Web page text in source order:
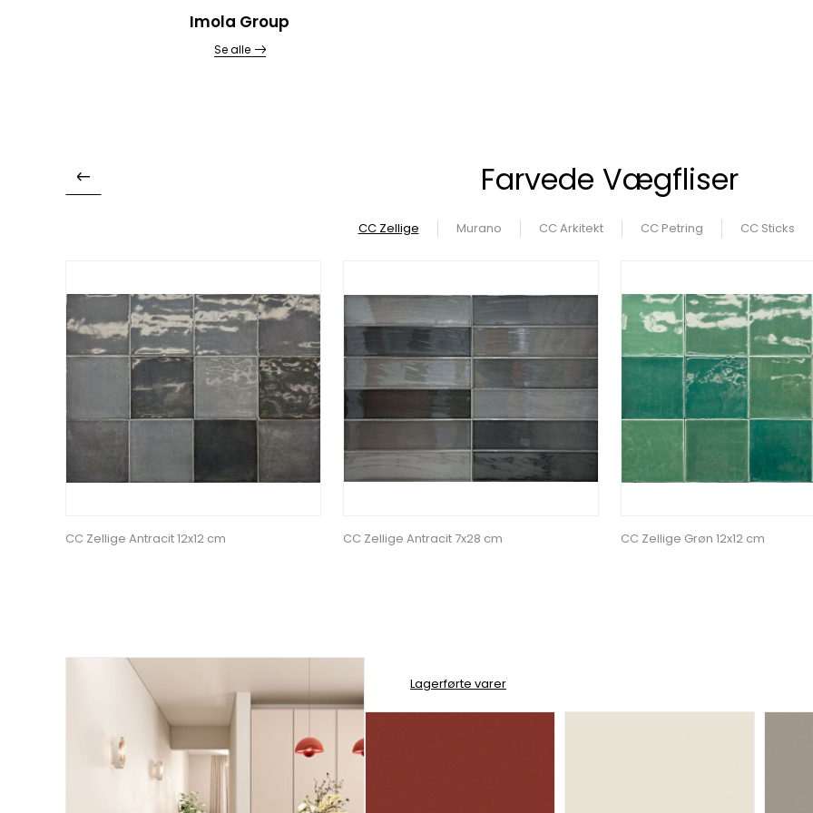
Imola Group
Se alle
Farvede Vægfliser
CC Zellige Murano CC Arkitekt CC Petring CC Sticks
CC Zellige Antracit 12x12 cm CC Zellige Antracit 7x28 cm CC Zellige Grøn 12x12 cm
Lagerførte varer